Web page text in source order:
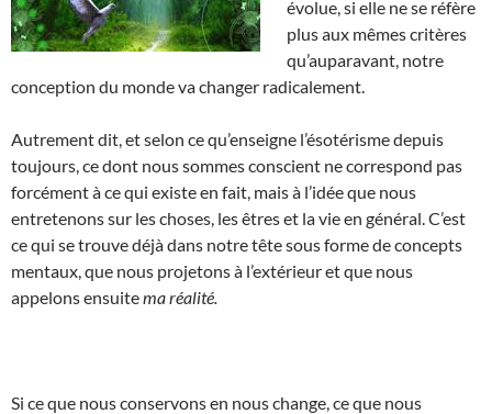
évolue, si elle ne se réfère
plus aux mêmes critères
qu’auparavant, notre
conception du monde va changer radicalement.
Autrement dit, et selon ce qu’enseigne l’ésotérisme depuis
toujours, ce dont nous sommes conscient ne correspond pas
forcément à ce qui existe en fait, mais à l’idée que nous
entretenons sur les choses, les êtres et la vie en général. C’est
ce qui se trouve déjà dans notre tête sous forme de concepts
mentaux, que nous projetons à l’extérieur et que nous
appelons ensuitema réalité.
Si ce que nous conservons en nous change, ce que nous